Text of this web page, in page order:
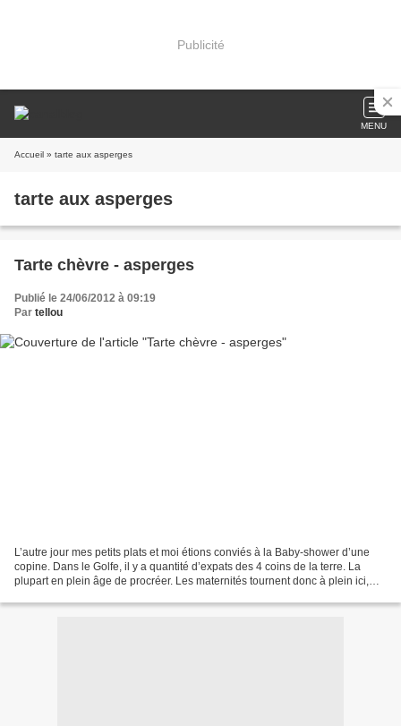
Publicité
MENU
Accueil » tarte aux asperges
tarte aux asperges
Tarte chèvre - asperges
Publié le 24/06/2012 à 09:19
Par tellou
L’autre jour mes petits plats et moi étions conviés à la Baby-shower d’une
copine. Dans le Golfe, il y a quantité d’expats des 4 coins de la terre. La
plupart en plein âge de procréer. Les maternités tournent donc à plein ici,